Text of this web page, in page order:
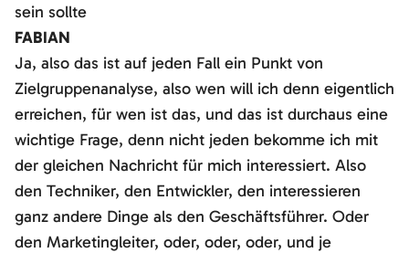
sein sollte
FABIAN
Ja, also das ist auf jeden Fall ein Punkt von
Zielgruppenanalyse, also wen will ich denn eigentlich
erreichen, für wen ist das, und das ist durchaus eine
wichtige Frage, denn nicht jeden bekomme ich mit
der gleichen Nachricht für mich interessiert. Also
den Techniker, den Entwickler, den interessieren
ganz andere Dinge als den Geschäftsführer. Oder
den Marketingleiter, oder, oder, oder, und je